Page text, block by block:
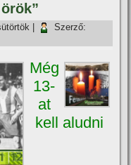
Szerző:
Még
13-
at
kell aludni